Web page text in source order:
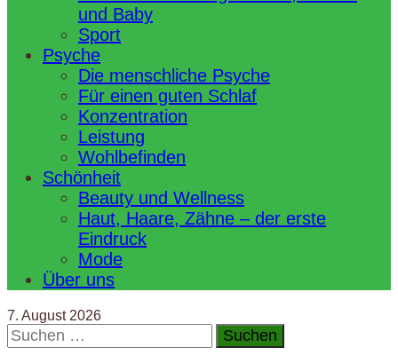
und Baby
Sport
Psyche
Die menschliche Psyche
Für einen guten Schlaf
Konzentration
Leistung
Wohlbefinden
Schönheit
Beauty und Wellness
Haut, Haare, Zähne – der erste
Eindruck
Mode
Über uns
7. August 2026
Suchen
nach: